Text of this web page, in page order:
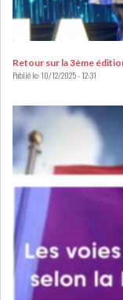
Retour sur la 3ème
Publié le:10/12/2025 - 12:31